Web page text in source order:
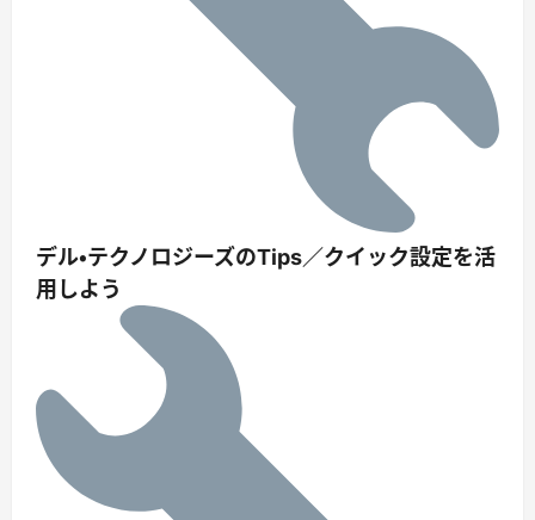
デル・テクノロジーズのTips／クイック設定を活
用しよう